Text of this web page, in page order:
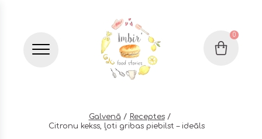
Бургер меню Grozs
0
Galvenā
Receptes
Citronu kekss, ļoti gribas piebilst – ideāls